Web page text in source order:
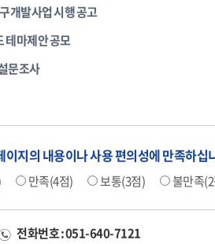
개발사업 시행 공고
테마제안 공모
문조사
이지의 내용이나 사용 편의성에 만족하십
만족(4점) 보통(3점) 불만족
전화번호 : 051-640-7121